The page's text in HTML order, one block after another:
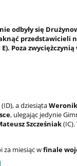
odbyły się
przedstawicieli
E). Poza
(ID), a dziesiąta
, ulegając jedynie
Szcześniak
za miesiąc wfinale